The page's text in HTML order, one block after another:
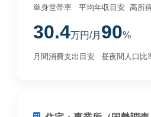
単身世帯率 平均年収目安 高所
30.4万円/月
月間消費支出目安
90%
昼夜間人口比